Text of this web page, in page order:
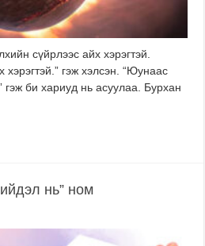
сүйрлээс айх хэрэгтэй.
гэж хэлсэн. “Юунаас
би хариуд нь асуулаа. Бурхан
нь” ном